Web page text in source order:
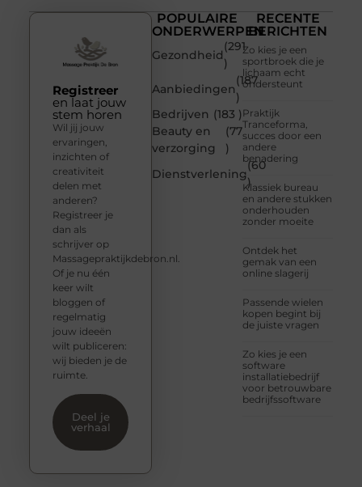
POPULAIRE
ONDERWERPEN
Gezondheid
(291
)
Aanbiedingen
(187
)
Bedrijven (183 )
Beauty en
verzorging
(77
)
Dienstverlening
(60
)
RECENTE
BERICHTEN
Zo kies je een
sportbroek die je
lichaam echt
ondersteunt
Praktijk
Tranceforma,
succes door een
andere
benadering
Klassiek bureau
en andere stukken
onderhouden
zonder moeite
Ontdek het
gemak van een
online slagerij
Passende wielen
kopen begint bij
de juiste vragen
Zo kies je een
software
installatiebedrijf
voor betrouwbare
bedrijfssoftware
Registreer
en laat jouw
stem horen
Wil jij jouw
ervaringen,
inzichten of
creativiteit
delen met
anderen?
Registreer je
dan als
schrijver op
Massagepraktijkdebron.nl.
Of je nu één
keer wilt
bloggen of
regelmatig
jouw ideeën
wilt publiceren:
wij bieden je de
ruimte.
Deel je
verhaal